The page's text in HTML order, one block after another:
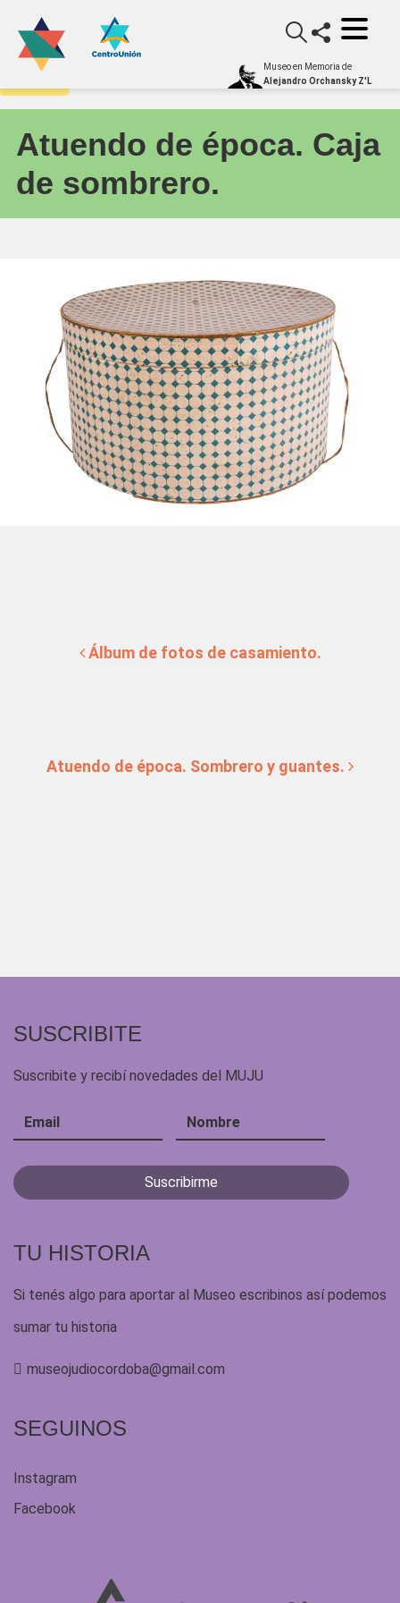
Museo en Memoria de
Alejandro Orchansky Z'L
Archivo
Atuendo de época. Caja
de sombrero.
Álbum de fotos de casamiento.
Atuendo de época. Sombrero y guantes.
SUSCRIBITE
Suscribite y recibí novedades del MUJU
TU HISTORIA
Si tenés algo para aportar al Museo escribinos así podemos
sumar tu historia
museojudiocordoba@gmail.com
SEGUINOS
Instagram
Facebook